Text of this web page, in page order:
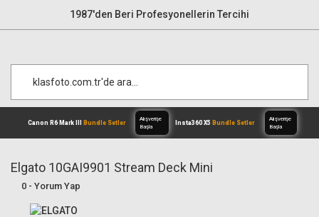
1987'den Beri Profesyonellerin Tercihi
Canon R6 Mark III
Elgato 10GAI9901 Stream Deck Mini
0 - Yorum Yap